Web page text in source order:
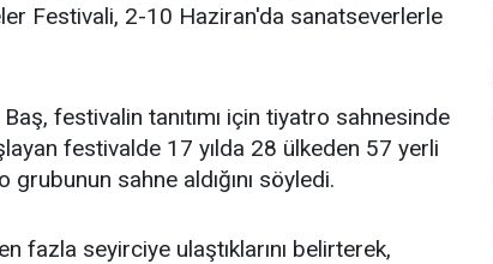
Festivali, 2-10 Haziran'da sanatseverlerle
festivalin tanıtımı için tiyatro sahnesinde
festivalde 17 yılda 28 ülkeden 57 yerli
sahne aldığını söyledi.
fazla seyirciye ulaştıklarını belirterek,